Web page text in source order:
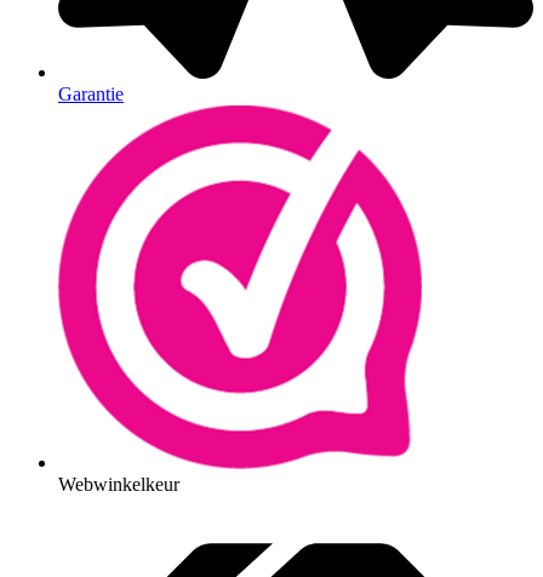
Garantie
Webwinkelkeur